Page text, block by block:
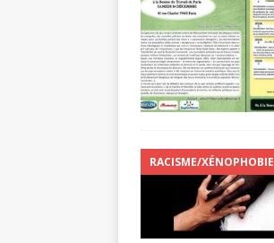
RACISME/XÉNOPHOBIE